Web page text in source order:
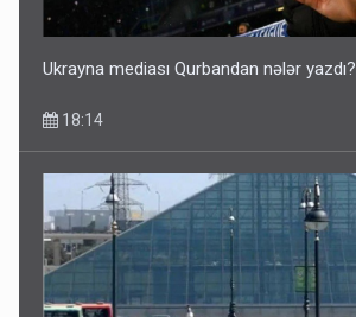
Ukrayna mediası Qurbandan nələr yazdı?
18:14